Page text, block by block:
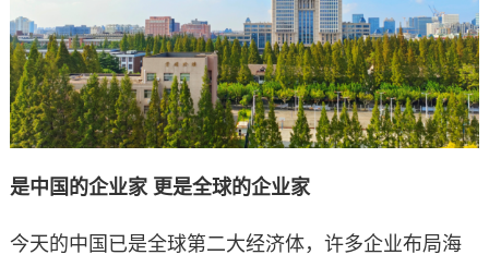
是中国的企业家 更是全球的企业家
今天的中国已是全球第二大经济体，许多企业布局海